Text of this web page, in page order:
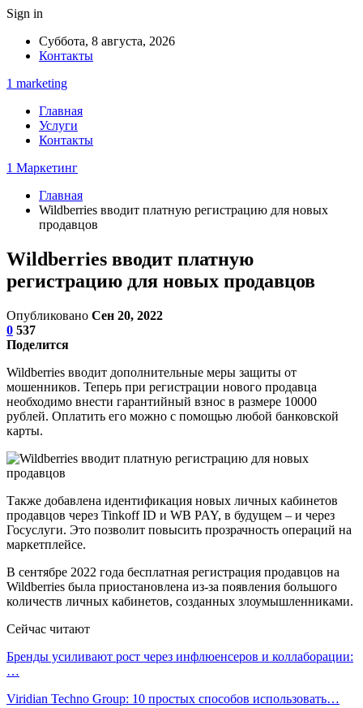
Sign in
Суббота, 8 августа, 2026
Контакты
1 marketing
Главная
Услуги
Контакты
1 Маркетинг
Главная
Wildberries вводит платную регистрацию для новых
продавцов
Wildberries вводит платную
регистрацию для новых продавцов
Опубликовано Сен 20, 2022
0 537
Поделится
Wildberries вводит дополнительные меры защиты от
мошенников. Теперь при регистрации нового продавца
необходимо внести гарантийный взнос в размере 10000
рублей. Оплатить его можно с помощью любой банковской
карты.
Также добавлена идентификация новых личных кабинетов
продавцов через Tinkoff ID и WB PAY, в будущем – и через
Госуслуги. Это позволит повысить прозрачность операций на
маркетплейсе.
В сентябре 2022 года бесплатная регистрация продавцов на
Wildberries была приостановлена из-за появления большого
количеств личных кабинетов, созданных злоумышленниками.
Сейчас читают
Бренды усиливают рост через инфлюенсеров и коллаборации:
…
Viridian Techno Group: 10 простых способов использовать…